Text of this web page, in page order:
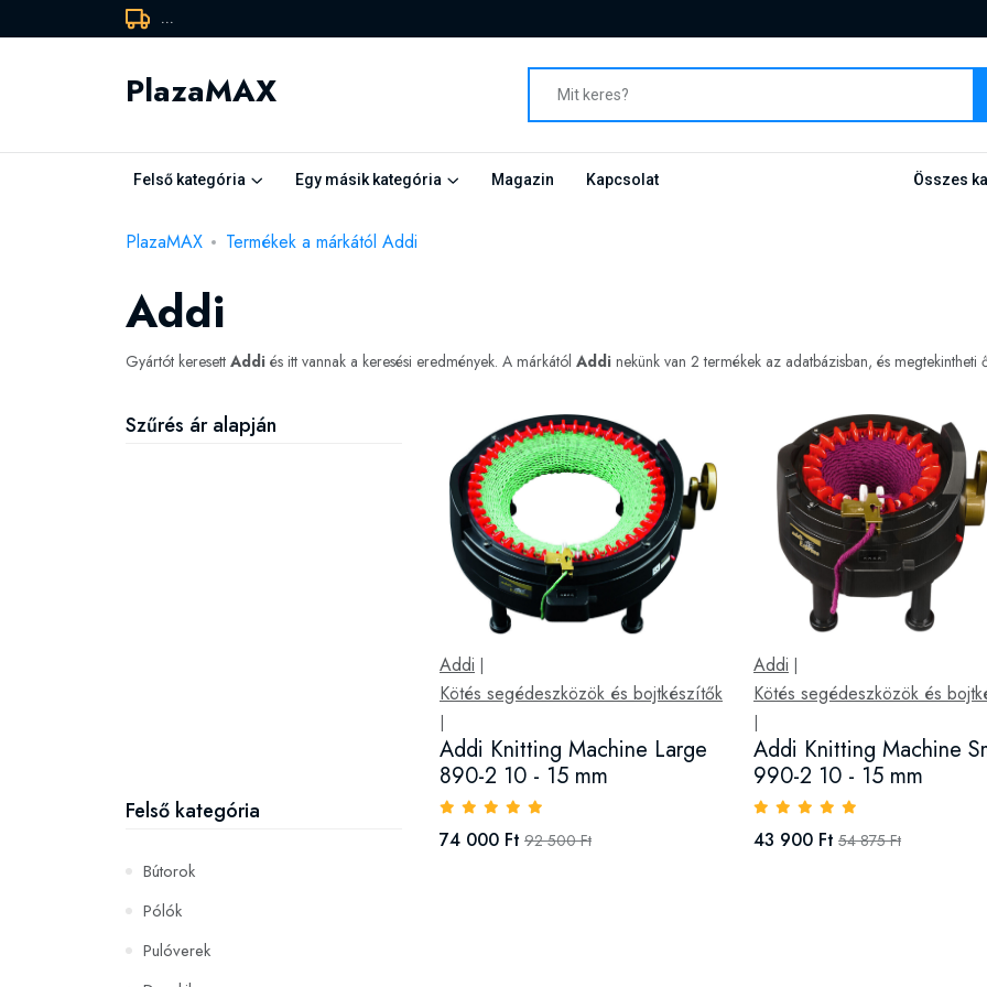
...
PlazaMAX
Felső kategória Egy másik kategória Magazin Kapcsolat Összes
PlazaMAX Termékek a márkától Addi
Addi
Gyártót keresett Addi és itt vannak a keresési eredmények. A márkától Addi nekünk van 2 termékek az adatbázisban, és megtekintheti
Szűrés ár alapján
Felső kategória
Bútorok
Pólók
Pulóverek
Addi
Kötés segédeszközök és bojtkészítők
Addi Knitting Machine Large
890-2 10 - 15 mm
74 000 Ft 92 500 Ft
Addi
Kötés segédeszközök és
Addi Knitting Machine
990-2 10 - 15 mm
43 900 Ft 54 875 Ft